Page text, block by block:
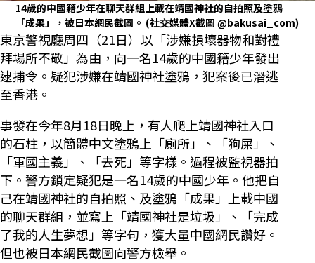
14歲的中國籍少年在聊天群組上載在靖國神社的自拍照及塗鴉
「成果」，被日本網民截圖。 (社交媒體X截圖 @bakusai_com)
東京警視廳周四（21日）以「涉嫌損壞器物和對禮
拜場所不敬」為由，向一名14歲的中國籍少年發出
逮捕令。疑犯涉嫌在靖國神社塗鴉，犯案後已潛逃
至香港。
事發在今年8月18日晚上，有人爬上靖國神社入口
的石柱，以簡體中文塗鴉上「廁所」、「狗屎」、
「軍國主義」、「去死」等字樣。過程被監視器拍
下。警方鎖定疑犯是一名14歲的中國少年。他把自
己在靖國神社的自拍照、及塗鴉「成果」上載中國
的聊天群組，並寫上「靖國神社是垃圾」、「完成
了我的人生夢想」等字句，獲大量中國網民讚好。
但也被日本網民截圖向警方檢舉。